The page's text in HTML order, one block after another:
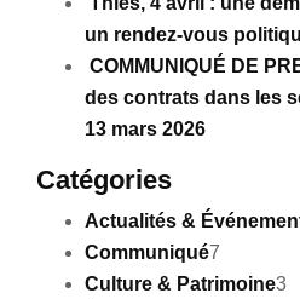
un rendez-vous
COMMUNIQUÉ DE
des contrats dans les
13 mars 2026
Catégories
Actualités &
Communiqué7
Culture & Patrimoine3